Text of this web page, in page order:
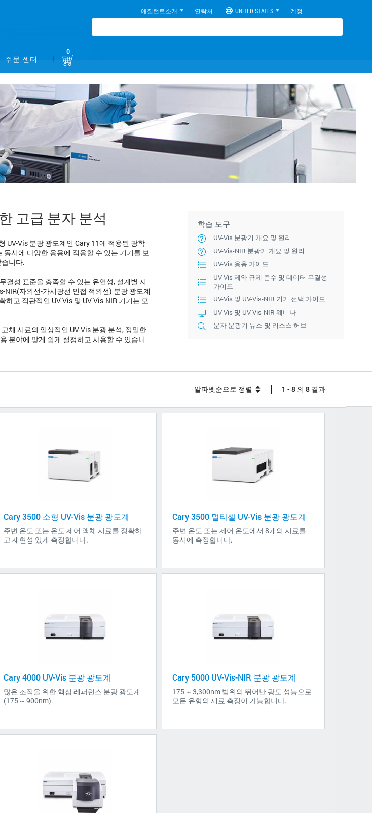
애질런트소개 연락처 UNITED STATES 계정
주문 센터 |
0
고급 분자 분석
UV-Vis 분광 광도계인 Cary 11에 적용된 광학
시에 다양한 응용에 적응할 수 있는 기기를 보
니다.
결성 표준을 충족할 수 있는 유연성, 설계별 지
NIR(자외선-가시광선 인접 적외선) 분광 광도계
고 직관적인 UV-Vis 및 UV-Vis-NIR 기기는 모
체 시료의 일상적인 UV-Vis 분광 분석, 정밀한
분야에 맞게 쉽게 설정하고 사용할 수 있습니
학습 도구
UV-Vis 분광기 개요 및 원리
UV-Vis-NIR 분광기 개요 및 원리
UV-Vis 응용 가이드
UV-Vis 제약 규제 준수 및 데이터 무결성
가이드
UV-Vis 및 UV-Vis-NIR 기기 선택 가이드
UV-Vis 및 UV-Vis-NIR 웨비나
분자 분광기 뉴스 및 리소스 허브
1 - 8 의 8 결과
|
알파벳순으로 정렬
Cary 3500 소형 UV-Vis 분광 광도계
주변 온도 또는 온도 제어 액체 시료를 정확하
고 재현성 있게 측정합니다.
Cary 3500 멀티셀 UV-Vis 분광 광도계
주변 온도 또는 제어 온도에서 8개의 시료를
동시에 측정합니다.
Cary 4000 UV-Vis 분광 광도계
많은 조직을 위한 핵심 레퍼런스 분광 광도계
(175 ~ 900nm).
Cary 5000 UV-Vis-NIR 분광 광도계
175 ~ 3,300nm 범위의 뛰어난 광도 성능으로
모든 유형의 재료 측정이 가능합니다.